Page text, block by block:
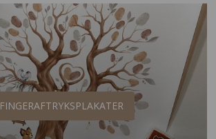
FINGERAFTRYKSPLAKATER